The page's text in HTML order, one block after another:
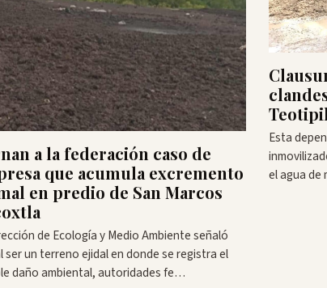
a la federación caso de
que acumula excremento
en predio de San Marcos
de Ecología y Medio Ambiente señaló
ser un terreno ejidal en donde se registra el
daño ambiental, autoridades fe…
Esta
el agua de